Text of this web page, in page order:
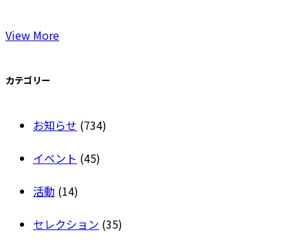
View More
カテゴリー
お知らせ (734)
イベント (45)
活動 (14)
セレクション (35)